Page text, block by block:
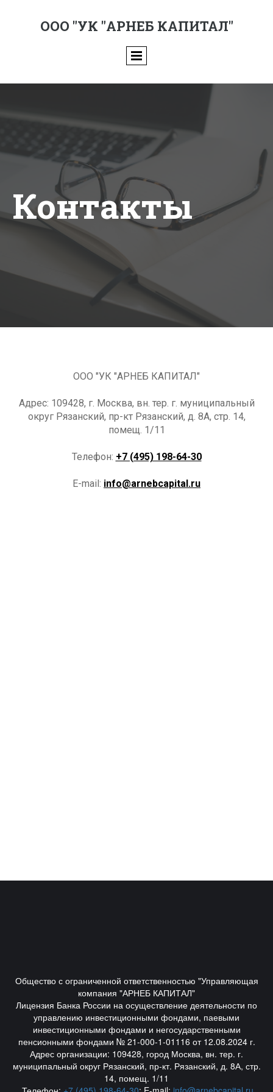
ООО "УК "АРНЕБ КАПИТАЛ"
Контакты
ООО "УК "АРНЕБ КАПИТАЛ"
Адрес: 109428, г. Москва, вн. тер. г. муниципальный
округ Рязанский, пр-кт Рязанский, д. 8А, стр. 14,
помещ. 1/11
Телефон: +7 (495) 198-64-30
E-mail: info@arnebcapital.ru
Общество с ограниченной ответственностью "Управляющая
компания "АРНЕБ КАПИТАЛ"
Лицензия Банка России на осуществление деятельности по
управлению инвестиционными фондами, паевыми
инвестиционными фондами и негосударственными
пенсионными фондами № 21-000-1-01116 от 12.08.2024 г.
Адрес организации: 109428, город Москва, вн. тер. г.
муниципальный округ Рязанский, пр-кт. Рязанский, д. 8А, стр.
14, помещ. 1/11